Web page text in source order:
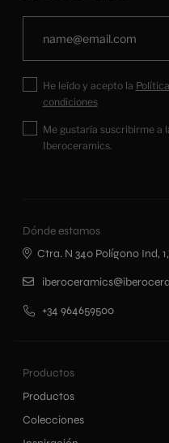
He leído y acepto la
condiciones
Me gustaría suscribirme a
Iberoceramics.
Productos
Productos
Colecciones
Dónde estamos
Ctra. N 340 Polígono Ind,
+34 964659500